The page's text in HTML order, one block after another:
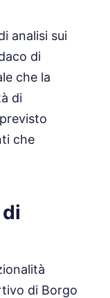
analisi sui
di
che la
di
che
di Borgo